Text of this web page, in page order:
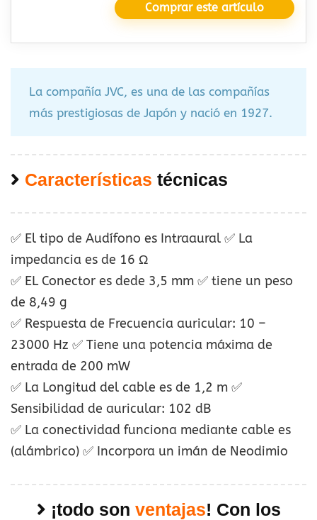
Comprar este artículo
La compañía JVC, es una de las compañías
más prestigiosas de Japón y nació en 1927.
Características técnicas
✅ El tipo de Audífono es Intraaural ✅ La
impedancia es de 16 Ω
✅ EL Conector es dede 3,5 mm ✅ tiene un peso
de 8,49 g
✅ Respuesta de Frecuencia auricular: 10 –
23000 Hz ✅ Tiene una potencia máxima de
entrada de 200 mW
✅ La Longitud del cable es de 1,2 m ✅
Sensibilidad de auricular: 102 dB
✅ La conectividad funciona mediante cable es
(alámbrico) ✅ Incorpora un imán de Neodimio
¡todo son ventajas! Con los